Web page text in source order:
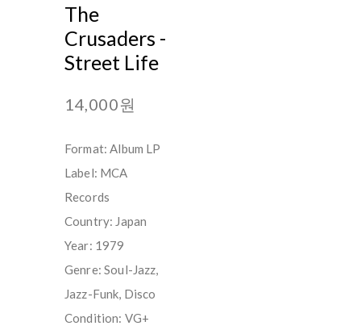
The
Crusaders -
Street Life
14,000원
Format: Album LP
Label: MCA
Records
Country: Japan
Year: 1979
Genre: Soul-Jazz,
Jazz-Funk, Disco
Condition: VG+